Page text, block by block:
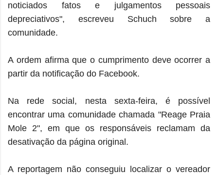
noticiados fatos e julgamentos pessoais
depreciativos", escreveu Schuch sobre a
comunidade.
A ordem afirma que o cumprimento deve ocorrer a
partir da notificação do Facebook.
Na rede social, nesta sexta-feira, é possível
encontrar uma comunidade chamada "Reage Praia
Mole 2", em que os responsáveis reclamam da
desativação da página original.
A reportagem não conseguiu localizar o vereador